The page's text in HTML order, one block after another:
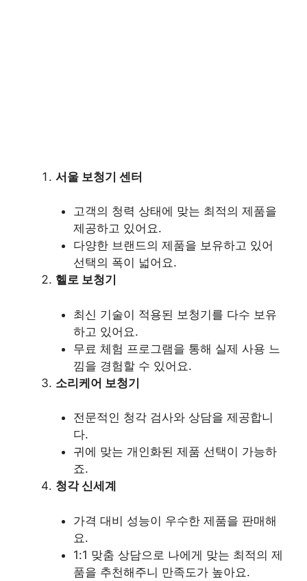
서울 보청기 센터
고객의 청력 상태에 맞는 최적의 제품을
제공하고 있어요.
다양한 브랜드의 제품을 보유하고 있어
선택의 폭이 넓어요.
헬로 보청기
최신 기술이 적용된 보청기를 다수 보유
하고 있어요.
무료 체험 프로그램을 통해 실제 사용 느
낌을 경험할 수 있어요.
소리케어 보청기
전문적인 청각 검사와 상담을 제공합니
다.
귀에 맞는 개인화된 제품 선택이 가능하
죠.
청각 신세계
가격 대비 성능이 우수한 제품을 판매해
요.
1:1 맞춤 상담으로 나에게 맞는 최적의 제
품을 추천해주니 만족도가 높아요.